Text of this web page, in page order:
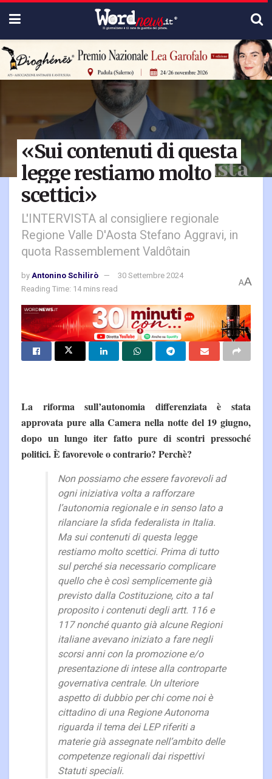
«Sui contenuti di questa
legge restiamo molto
scettici»
L'INTERVISTA al consigliere regionale
Regione Valle D'Aosta Stefano Aggravi, in
quota Rassemblement Valdȏtain
byAntonino Schilirò
30 Settembre 2024
Reading Time: 14 mins read
AA
La riforma sull’autonomia differenziata è stata
approvata pure alla Camera nella notte del 19 giugno,
dopo un lungo iter fatto pure di scontri pressoché
politici. È favorevole o contrario? Perchè?
Non possiamo che essere favorevoli ad
ogni iniziativa volta a rafforzare
l’autonomia regionale e in senso lato a
rilanciare la sfida federalista in Italia.
Ma sui contenuti di questa legge
restiamo molto scettici. Prima di tutto
sul perché sia necessario complicare
quello che è così semplicemente già
previsto dalla Costituzione, cito a tal
proposito i contenuti degli artt. 116 e
117 nonché quanto già alcune Regioni
italiane avevano iniziato a fare negli
scorsi anni con la promozione e/o
presentazione di intese alla controparte
governativa centrale. Un ulteriore
aspetto di dubbio per chi come noi è
cittadino di una Regione Autonoma
riguarda il tema dei LEP riferiti a
materie già assegnate nell’ambito delle
competenze regionali dai rispettivi
Statuti speciali.